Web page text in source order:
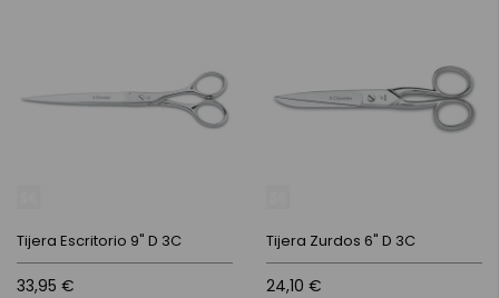
Tijera Escritorio 9" D 3C
33,95 €
Tijera Zurdos 6" D 3C
24,10 €